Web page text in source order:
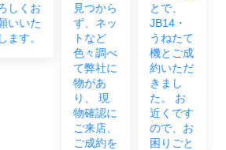
見つから
ず、ネッ
トなど
とで、
JB14・
うねたて
機とご成
約いただ
きまし
た。 お
近くです
ので、お
困りごと
ォローも
お任せく
だ
い！！！
今後とも
末永く宜
しくお願
い致しま
す。